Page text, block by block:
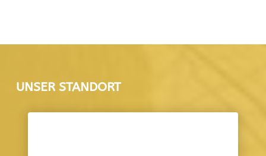
UNSER STANDORT